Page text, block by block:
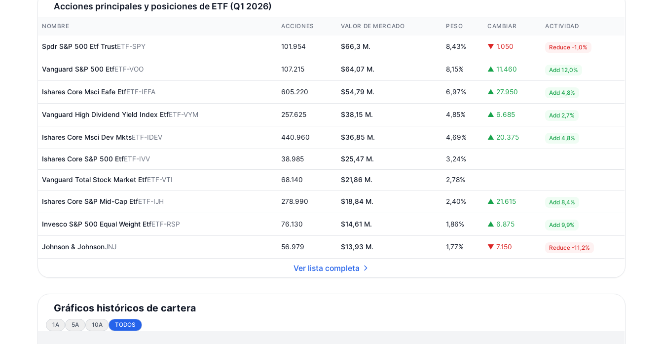
Acciones principales y posiciones de ETF (Q1 2026)
NOMBRE ACCIONES VALOR DE MERCADO PESO CAMBIAR ACTIVIDAD
Spdr S&P 500 Etf TrustETF-SPY 101.954 $66,3 M. 8,43% ▼ 1.050 Reduce -1,0%
Vanguard S&P 500 EtfETF-VOO 107.215 $64,07 M. 8,15% ▲ 11.460 Add 12,0%
Ishares Core Msci Eafe EtfETF-IEFA 605.220 $54,79 M. 6,97% ▲ 27.950 Add 4,8%
Vanguard High Dividend Yield Index EtfETF-VYM 257.625 $38,15 M. 4,85% ▲ 6.685 Add 2,7%
Ishares Core Msci Dev MktsETF-IDEV 440.960 $36,85 M. 4,69% ▲ 20.375 Add 4,8%
Ishares Core S&P 500 EtfETF-IVV 38.985 $25,47 M. 3,24%
Vanguard Total Stock Market EtfETF-VTI 68.140 $21,86 M. 2,78%
Ishares Core S&P Mid-Cap EtfETF-IJH 278.990 $18,84 M. 2,40% ▲ 21.615 Add 8,4%
Invesco S&P 500 Equal Weight EtfETF-RSP 76.130 $14,61 M. 1,86% ▲ 6.875 Add 9,9%
Johnson & JohnsonJNJ 56.979 $13,93 M. 1,77% ▼ 7.150 Reduce -11,2%
Ver lista completa
Gráficos históricos de cartera
1A 5A 10A TODOS